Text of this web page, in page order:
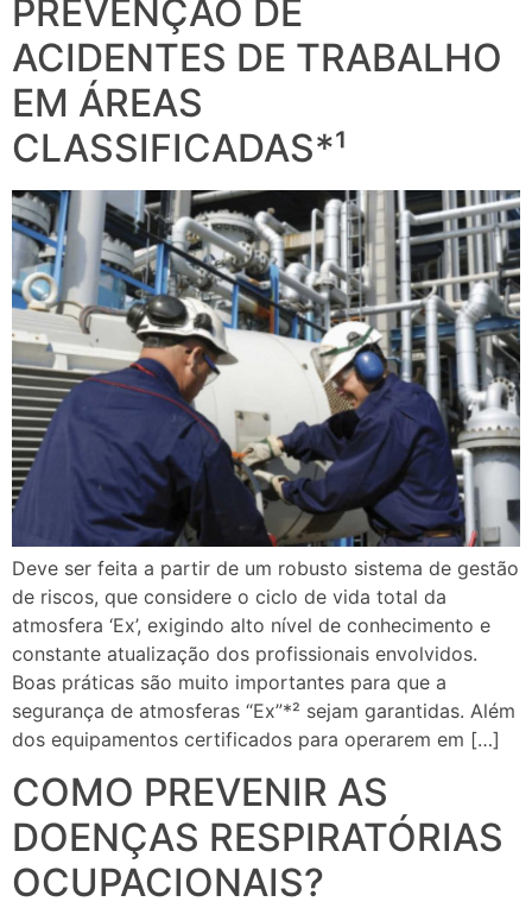
PREVENÇÃO DE
ACIDENTES DE TRABALHO
EM ÁREAS
CLASSIFICADAS*¹
Deve ser feita a partir de um robusto sistema de gestão
de riscos, que considere o ciclo de vida total da
atmosfera ‘Ex’, exigindo alto nível de conhecimento e
constante atualização dos profissionais envolvidos.
Boas práticas são muito importantes para que a
segurança de atmosferas “Ex”*² sejam garantidas. Além
dos equipamentos certificados para operarem em […]
COMO PREVENIR AS
DOENÇAS RESPIRATÓRIAS
OCUPACIONAIS?